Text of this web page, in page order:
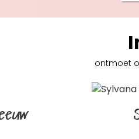
ontmoet